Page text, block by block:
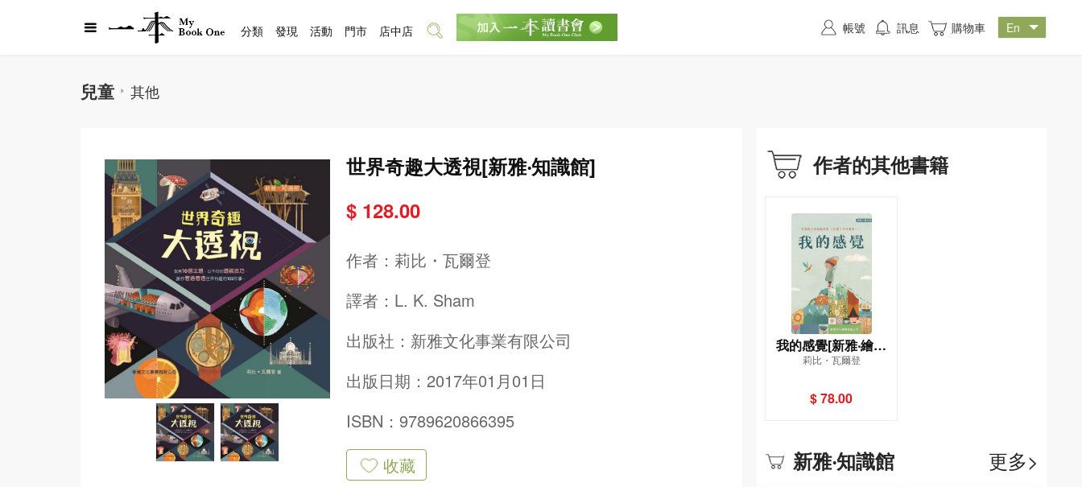
兒童 其他
世界奇趣大透視[新雅‧知識館]
$ 128.00
作者： 莉比・瓦爾登
譯者： L. K. Sham
出版社： 新雅文化事業有限公司
出版日期：2017年01月01日
ISBN：9789620866395
收藏
作者的其他書籍
我的感覺[新雅‧繪本
館]
莉比・瓦爾登
$ 78.00
新雅‧知識館 更多>
分類 發現 活動 門市 店中店 帳號 訊息 購物車